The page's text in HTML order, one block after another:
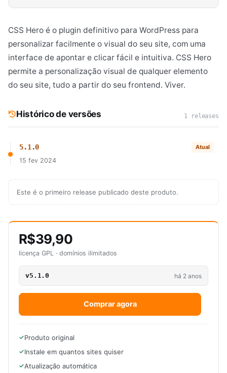
CSS Hero é o plugin definitivo para WordPress para
personalizar facilmente o visual do seu site, com uma
interface de apontar e clicar fácil e intuitiva. CSS Hero
permite a personalização visual de qualquer elemento
do seu site, tudo a partir do seu frontend. Viver.
Histórico de versões 1 releases
5.1.0 Atual
15 fev 2024
Este é o primeiro release publicado deste produto.
R$39,90
licença GPL · domínios ilimitados
v5.1.0 há 2 anos
Comprar agora
Produto original
Instale em quantos sites quiser
Atualização automática